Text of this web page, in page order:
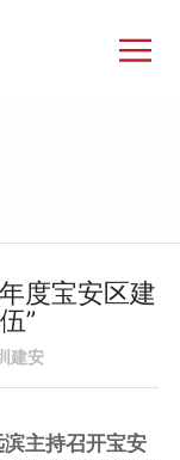
度宝安区建
”
建安
主持召开宝安